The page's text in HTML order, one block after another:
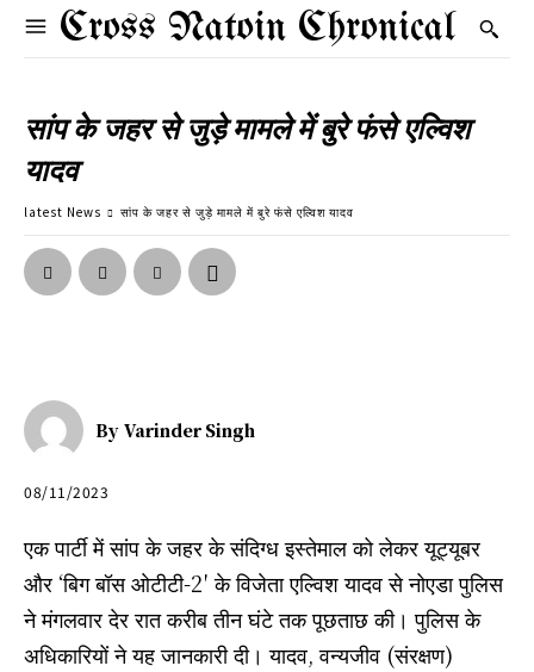
Cross Natoin Chronical
सांप के जहर से जुड़े मामले में बुरे फंसे एल्विश
यादव
latest News सांप के जहर से जुड़े मामले में बुरे फंसे एल्विश यादव
By Varinder Singh
08/11/2023
एक पार्टी में सांप के जहर के संदिग्ध इस्तेमाल को लेकर यूट्यूबर
और ‘बिग बॉस ओटीटी-2′ के विजेता एल्विश यादव से नोएडा पुलिस
ने मंगलवार देर रात करीब तीन घंटे तक पूछताछ की। पुलिस के
अधिकारियों ने यह जानकारी दी। यादव, वन्यजीव (संरक्षण)